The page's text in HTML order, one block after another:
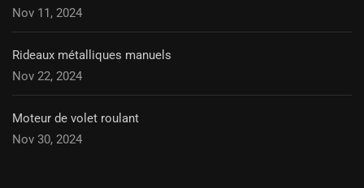
Nov 11, 2024
Rideaux métalliques manuels
Nov 22, 2024
Moteur de volet roulant
Nov 30, 2024